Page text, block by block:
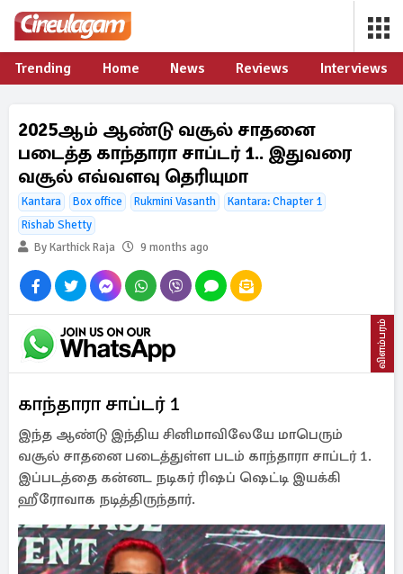
Trending Home News Reviews Interviews
2025ஆம் ஆண்டு வசூல் சாதனை
படைத்த காந்தாரா சாப்டர் 1.. இதுவரை
வசூல் எவ்வளவு தெரியுமா
Kantara Box office Rukmini Vasanth
Kantara: Chapter 1
Rishab Shetty
By Karthick Raja
9 months ago
விளம்பரம்
காந்தாரா சாப்டர் 1
இந்த ஆண்டு இந்திய சினிமாவிலேயே மாபெரும்
வசூல் சாதனை படைத்துள்ள படம் காந்தாரா சாப்டர் 1.
இப்படத்தை கன்னட நடிகர் ரிஷப் ஷெட்டி இயக்கி
ஹீரோவாக நடித்திருந்தார்.